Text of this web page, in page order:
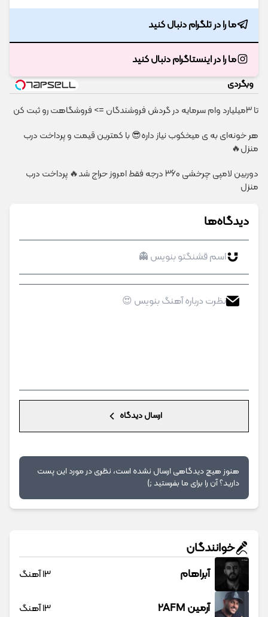
ما را در تلگرام دنبال کنید
ما را در اینستاگرام دنبال کنید
وبگردی
تا 3میلیارد وام سرمایه در گردش فروشندگان => فروشگاهت رو ثبت کن
هر خونه‌ای به ی میخکوب نیاز داره😎 با کمترین قیمت و پرداخت درب
منزل🔥
دوربین لامپی چرخشی 360 درجه فقط امروز حراج شد🔥 پرداخت درب
منزل
دیدگاه‌ها
ارسال دیدگاه
هنوز هیچ دیدگاهی ارسال نشده است، نظری در مورد این پست
دارید؟ آن را برای ما بفرستید ;)
خوانندگان
آبراهام 13 آهنگ
آرمین 2AFM 13 آهنگ